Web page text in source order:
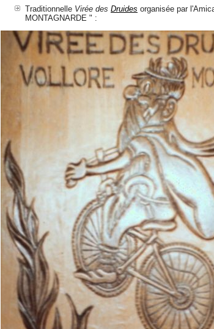
Traditionnelle Virée des Druides organisée par
MONTAGNARDE " :